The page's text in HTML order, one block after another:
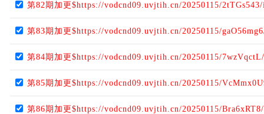
第82期加更$https://vodcnd09.uvjtih.cn/20250115/
第83期加更$https://vodcnd09.uvjtih.cn/20250115/
第84期加更$https://vodcnd09.uvjtih.cn/20250115/
第85期加更$https://vodcnd09.uvjtih.cn/20250115/
第86期加更$https://vodcnd09.uvjtih.cn/20250115/